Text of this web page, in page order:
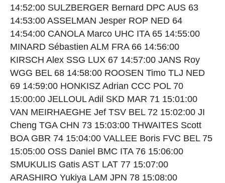
14:52:00 SULZBERGER Bernard DPC AUS 63
14:53:00 ASSELMAN Jesper ROP NED 64
14:54:00 CANOLA Marco UHC ITA 65 14:55:00
MINARD Sébastien ALM FRA 66 14:56:00
KIRSCH Alex SSG LUX 67 14:57:00 JANS Roy
WGG BEL 68 14:58:00 ROOSEN Timo TLJ NED
69 14:59:00 HONKISZ Adrian CCC POL 70
15:00:00 JELLOUL Adil SKD MAR 71 15:01:00
VAN MEIRHAEGHE Jef TSV BEL 72 15:02:00 JI
Cheng TGA CHN 73 15:03:00 THWAITES Scott
BOA GBR 74 15:04:00 VALLEE Boris FVC BEL 75
15:05:00 OSS Daniel BMC ITA 76 15:06:00
SMUKULIS Gatis AST LAT 77 15:07:00
ARASHIRO Yukiya LAM JPN 78 15:08:00